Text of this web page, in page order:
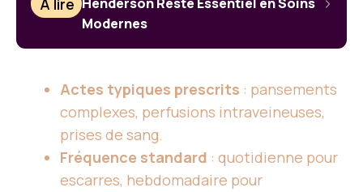
Modernes
Actes typiques prescrits : pansements
complexes, perfusions intraveineuses,
prises de sang.
Fréquence standard : quotidienne pour
escarres, hebdomadaire pour